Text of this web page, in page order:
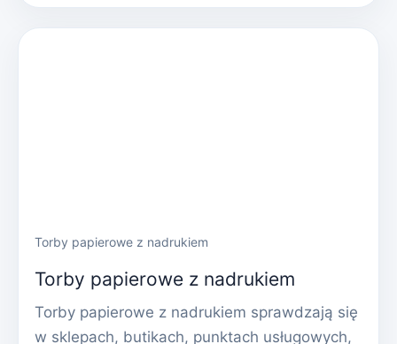
Torby papierowe z nadrukiem
Torby papierowe z nadrukiem
Torby papierowe z nadrukiem sprawdzają się
w sklepach, butikach, punktach usługowych,